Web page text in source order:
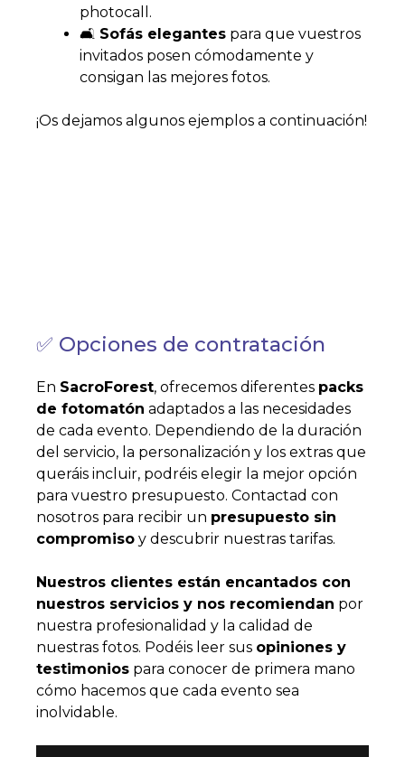
photocall.
🛋️ Sofás elegantes para que vuestros
invitados posen cómodamente y
consigan las mejores fotos.
¡Os dejamos algunos ejemplos a continuación!
✅ Opciones de contratación
En SacroForest, ofrecemos diferentes packs
de fotomatón adaptados a las necesidades
de cada evento. Dependiendo de la duración
del servicio, la personalización y los extras que
queráis incluir, podréis elegir la mejor opción
para vuestro presupuesto. Contactad con
nosotros para recibir un presupuesto sin
compromiso y descubrir nuestras tarifas.
Nuestros clientes están encantados con
nuestros servicios y nos recomiendan por
nuestra profesionalidad y la calidad de
nuestras fotos. Podéis leer sus opiniones y
testimonios para conocer de primera mano
cómo hacemos que cada evento sea
inolvidable.